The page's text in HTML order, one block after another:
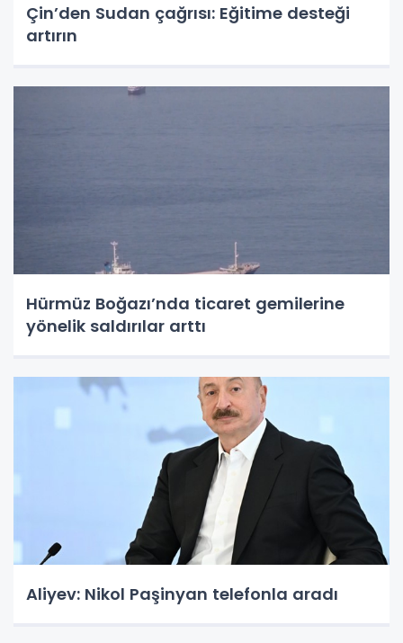
Çin’den Sudan çağrısı: Eğitime desteği
artırın
Hürmüz Boğazı’nda ticaret gemilerine
yönelik saldırılar arttı
Aliyev: Nikol Paşinyan telefonla aradı